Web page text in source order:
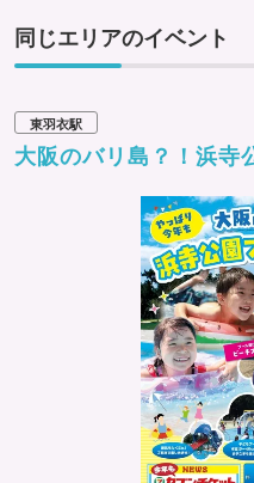
同じエリアのイベント
東羽衣駅
大阪のバリ島？！浜寺